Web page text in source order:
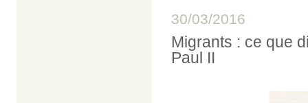
30/03/2016
Migrants : ce que
Paul II